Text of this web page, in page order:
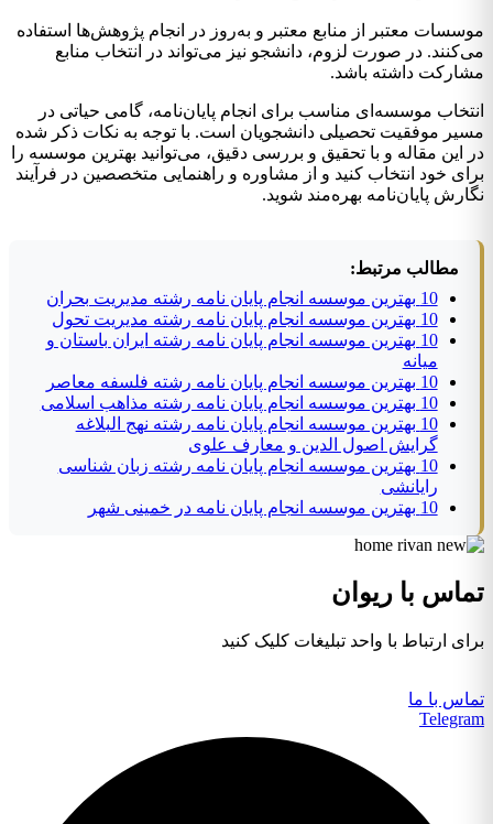
موسسات معتبر از منابع معتبر و به‌روز در انجام پژوهش‌ها استفاده
می‌کنند. در صورت لزوم، دانشجو نیز می‌تواند در انتخاب منابع
مشارکت داشته باشد.
انتخاب موسسه‌ای مناسب برای انجام پایان‌نامه، گامی حیاتی در
مسیر موفقیت تحصیلی دانشجویان است. با توجه به نکات ذکر شده
در این مقاله و با تحقیق و بررسی دقیق، می‌توانید بهترین موسسه را
برای خود انتخاب کنید و از مشاوره و راهنمایی متخصصین در فرآیند
نگارش پایان‌نامه بهره‌مند شوید.
مطالب مرتبط:
10 بهترین موسسه انجام پایان نامه رشته مدیریت بحران
10 بهترین موسسه انجام پایان نامه رشته مدیریت تحول
10 بهترین موسسه انجام پایان نامه رشته ایران باستان و
میانه
10 بهترین موسسه انجام پایان نامه رشته فلسفه معاصر
10 بهترین موسسه انجام پایان نامه رشته مذاهب اسلامی
10 بهترین موسسه انجام پایان نامه رشته نهج البلاغه
گرایش اصول الدین و معارف علوی
10 بهترین موسسه انجام پایان نامه رشته زبان شناسی
رایانشی
10 بهترین موسسه انجام پایان نامه در خمینی شهر
تماس با ریوان
برای ارتباط با واحد تبلیغات کلیک کنید
تماس با ما
Telegram